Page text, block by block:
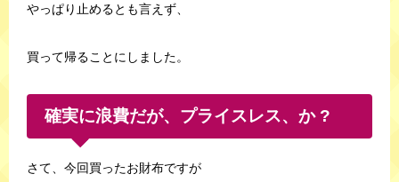
やっぱり止めるとも言えず、
買って帰ることにしました。
確実に浪費だが、プライスレス、か ?
さて、今回買ったお財布ですが